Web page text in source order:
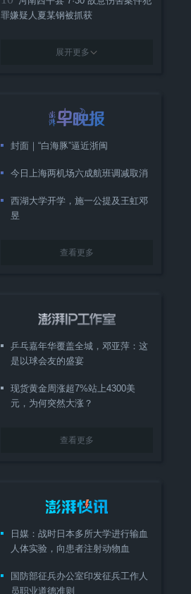
罪嫌疑人夏某钢被抓获
展开更多
封面｜“白海豚”逼近浙闽
今日上海两机场六成航班调减取消
西湖大学开学，施一公提及王虹邓
昱
查看更多
乒乓嘉年华覆盖全城，邓亚萍：这
是以球会友的盛宴
现货黄金周涨超7%站上4300美
元，为何突然大涨？
查看更多
日媒：战时日本多所大学进行输血
人体实验，向患者注射动物血
国防部征兵办公室印发征兵工作人
员职业道德准则